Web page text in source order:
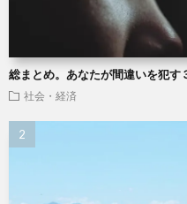
総まとめ。あなたが間違いを犯す
社会・経済